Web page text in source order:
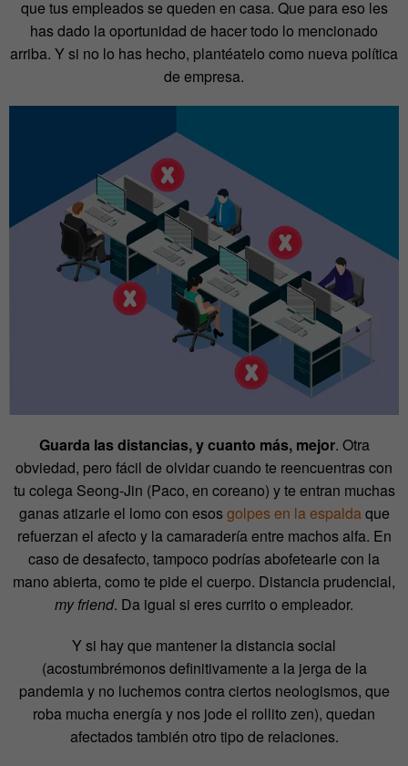
que tus empleados se queden en casa. Que para eso les
has dado la oportunidad de hacer todo lo mencionado
arriba. Y si no lo has hecho, plantéatelo como nueva política
de empresa.
Guarda las distancias, y cuanto más, mejor. Otra
obviedad, pero fácil de olvidar cuando te reencuentras con
tu colega Seong-Jin (Paco, en coreano) y te entran muchas
ganas atizarle el lomo con esosgolpes en la espaldaque
refuerzan el afecto y la camaradería entre machos alfa. En
caso de desafecto, tampoco podrías abofetearle con la
mano abierta, como te pide el cuerpo. Distancia prudencial,
my friend. Da igual si eres currito o empleador.
Y si hay que mantener la distancia social
(acostumbrémonos definitivamente a la jerga de la
pandemia y no luchemos contra ciertos neologismos, que
roba mucha energía y nos jode el rollito zen), quedan
afectados también otro tipo de relaciones.